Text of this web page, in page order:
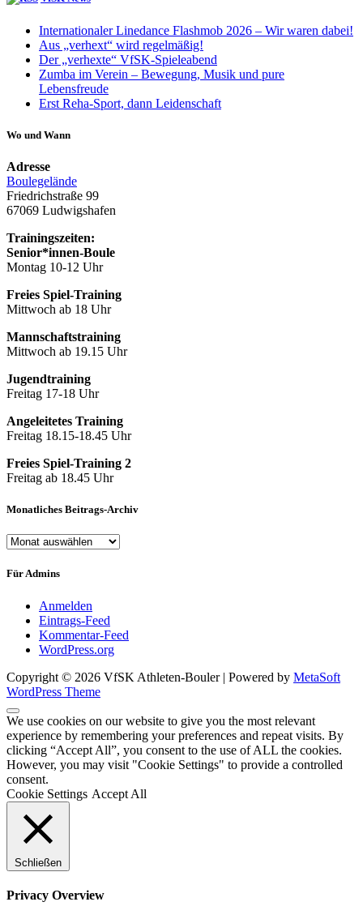
Internationaler Linedance Flashmob 2026 – Wir waren dabei!
Aus „verhext“ wird regelmäßig!
Der „verhexte“ VfSK-Spieleabend
Zumba im Verein – Bewegung, Musik und pure
Lebensfreude
Erst Reha-Sport, dann Leidenschaft
Wo und Wann
Adresse
Boulegelände
Friedrichstraße 99
67069 Ludwigshafen
Trainingszeiten:
Senior*innen-Boule
Montag 10-12 Uhr
Freies Spiel-Training
Mittwoch ab 18 Uhr
Mannschaftstraining
Mittwoch ab 19.15 Uhr
Jugendtraining
Freitag 17-18 Uhr
Angeleitetes Training
Freitag 18.15-18.45 Uhr
Freies Spiel-Training 2
Freitag ab 18.45 Uhr
Monatliches Beitrags-Archiv
Monatliches
Archiv
Für Admins
Anmelden
Eintrags-Feed
Kommentar-Feed
WordPress.org
Copyright © 2026 VfSK Athleten-Bouler | Powered by MetaSoft
WordPress Theme
We use cookies on our website to give you the most relevant
experience by remembering your preferences and repeat visits. By
clicking “Accept All”, you consent to the use of ALL the cookies.
However, you may visit "Cookie Settings" to provide a controlled
consent.
Cookie Settings Accept All
Schließen
Privacy Overview